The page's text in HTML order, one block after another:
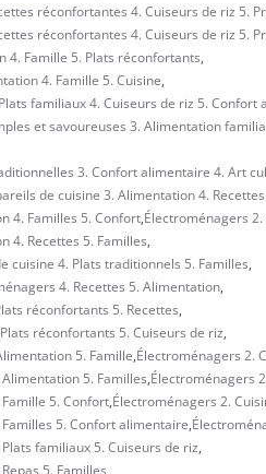
réconfortantes 4. Cuiseurs de riz 5.
réconfortantes 4. Cuiseurs de riz 5.
4. Famille 5. Plats réconfortants,
4. Famille 5. Cuisine,
familiaux 4. Cuiseurs de riz 5. Confort
et savoureuses 3. Alimentation
3. Confort alimentaire 4. Art
de cuisine 3. Alimentation 4.
4. Familles 5. Confort,Électroménagers
4. Recettes 5. Familles,
cuisine 4. Plats traditionnels 5. Familles,
4. Recettes 5. Alimentation,
réconfortants 5. Recettes,
réconfortants 5. Cuiseurs de riz,
5. Famille,Électroménagers 2.
5. Familles,Électroménagers
5. Confort,Électroménagers 2.
5. Confort alimentaire,
familiaux 5. Cuiseurs de riz,
5. Familles,